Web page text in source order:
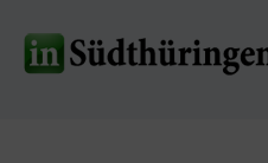
Inhalt
springen